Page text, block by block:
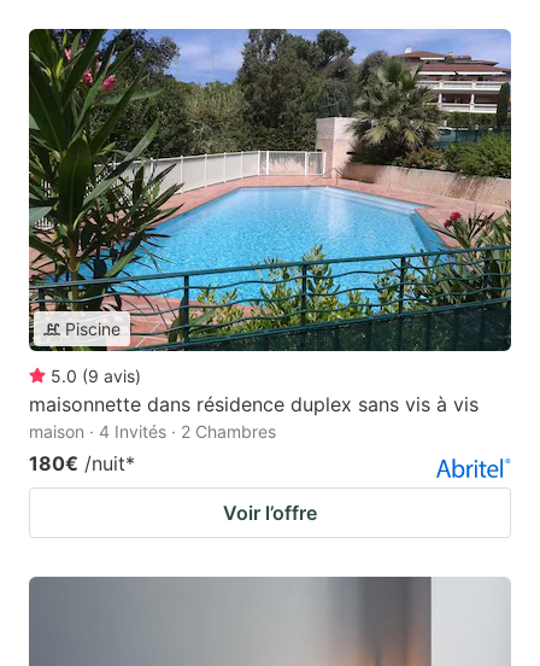
Piscine
5.0 (9 avis)
maisonnette dans résidence duplex sans vis à vis
maison · 4 Invités · 2 Chambres
180€ /nuit*
Voir l’offre